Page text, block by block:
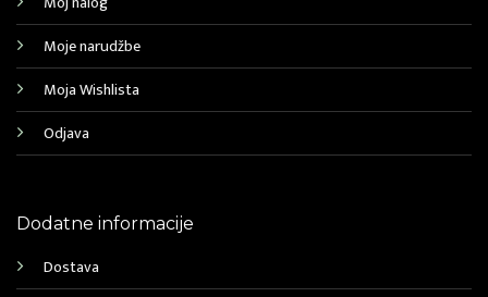
Moje narudžbe
Moja Wishlista
Odjava
Dodatne informacije
Dostava